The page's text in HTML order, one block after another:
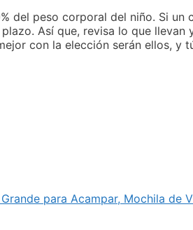
del peso corporal del niño. Si
Así que, revisa lo que
con la elección serán ellos, y
para Acampar, Mochila de